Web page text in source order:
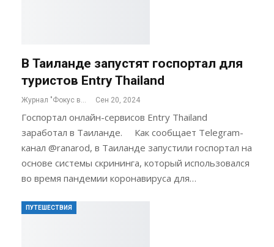
В Таиланде запустят госпортал для
туристов Entry Thailand
Сен 20, 2024
Госпортал онлайн-сервисов Entry Thailand
заработал в Таиланде. Как сообщает Telegram-
канал @ranarod, в Таиланде запустили госпортал на
основе системы скрининга, который использовался
во время пандемии коронавируса для…
ПУТЕШЕСТВИЯ